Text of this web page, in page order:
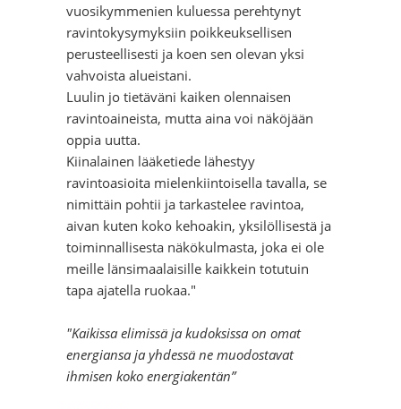
vuosikymmenien kuluessa perehtynyt
ravintokysymyksiin poikkeuksellisen
perusteellisesti ja koen sen olevan yksi
vahvoista alueistani.
Luulin jo tietäväni kaiken olennaisen
ravintoaineista, mutta aina voi näköjään
oppia uutta.
Kiinalainen lääketiede lähestyy
ravintoasioita mielenkiintoisella tavalla, se
nimittäin pohtii ja tarkastelee ravintoa,
aivan kuten koko kehoakin, yksilöllisestä ja
toiminnallisesta näkökulmasta, joka ei ole
meille länsimaalaisille kaikkein totutuin
tapa ajatella ruokaa."
"Kaikissa elimissä ja kudoksissa on omat
energiansa ja yhdessä ne muodostavat
ihmisen koko energiakentän”